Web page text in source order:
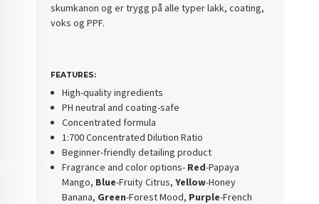
skumkanon og er trygg på alle typer lakk, coating,
voks og PPF.
FEATURES:
High-quality ingredients
PH neutral and coating-safe
Concentrated formula
1:700 Concentrated Dilution Ratio
Beginner-friendly detailing product
Fragrance and color options- Red-Papaya
Mango, Blue-Fruity Citrus, Yellow-Honey
Banana, Green-Forest Mood, Purple-French